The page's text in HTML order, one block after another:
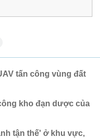
tấn công vùng đất
kho đạn dược của
tận thế' ở khu vực,